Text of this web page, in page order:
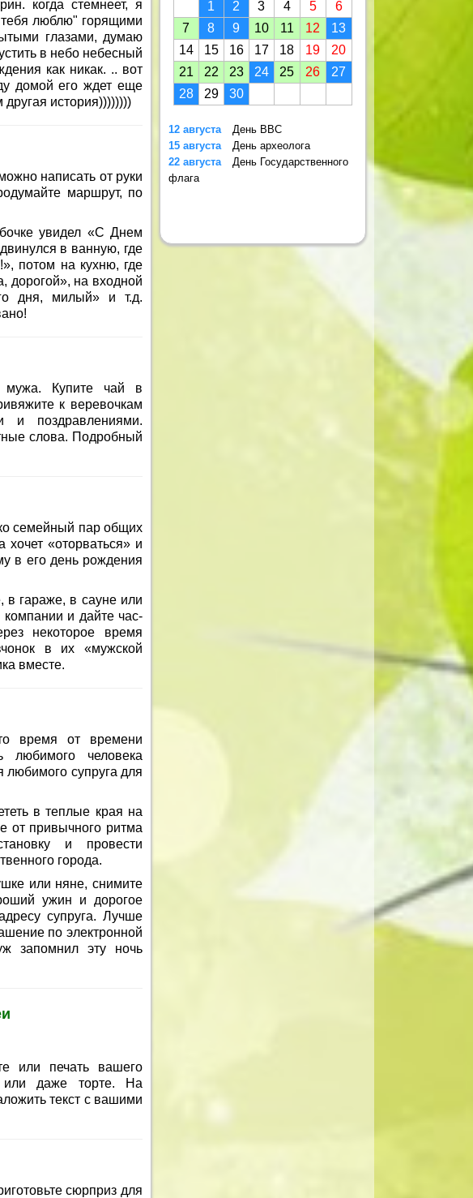
когда стемнеет, я
люблю" горящими
глазами, думаю
в небо небесный
как никак. .. вот
домой его ждет еще
история))))))))
написать от руки
маршрут, по
увидел «С Днем
в ванную, где
потом на кухню, где
дорогой», на входной
дня, милый» и т.д.
мужа. Купите чай в
к веревочкам
и поздравлениями.
слова. Подробный
семейный пар общих
«оторваться» и
в его день рождения
в гараже, в сауне или
и дайте час-
некоторое время
в их «мужской
вместе.
время от времени
любимого человека
супруга для
в теплые края на
от привычного ритма
и провести
города.
или няне, снимите
ужин и дорогое
супруга. Лучше
по электронной
запомнил эту ночь
или печать вашего
или даже торте. На
текст с вашими
сюрприз для
1
2 3 4 5
6
7
8 9 10 11 12
13
14
15 16 17 18 19
20
21
22 23 24 25 26
27
28
29 30
12 августа
День ВВС
15 августа
День археолога
22 августа
День Государственного
флага